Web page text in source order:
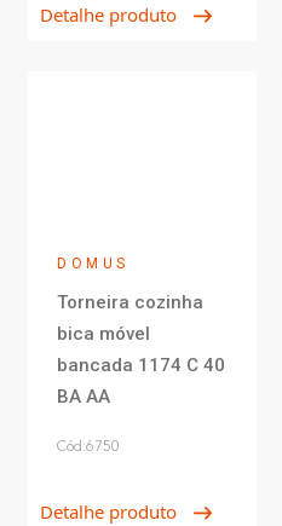
Detalhe produto
DOMUS
Torneira cozinha
bica móvel
bancada 1174 C 40
BA AA
Cód:6750
Detalhe produto